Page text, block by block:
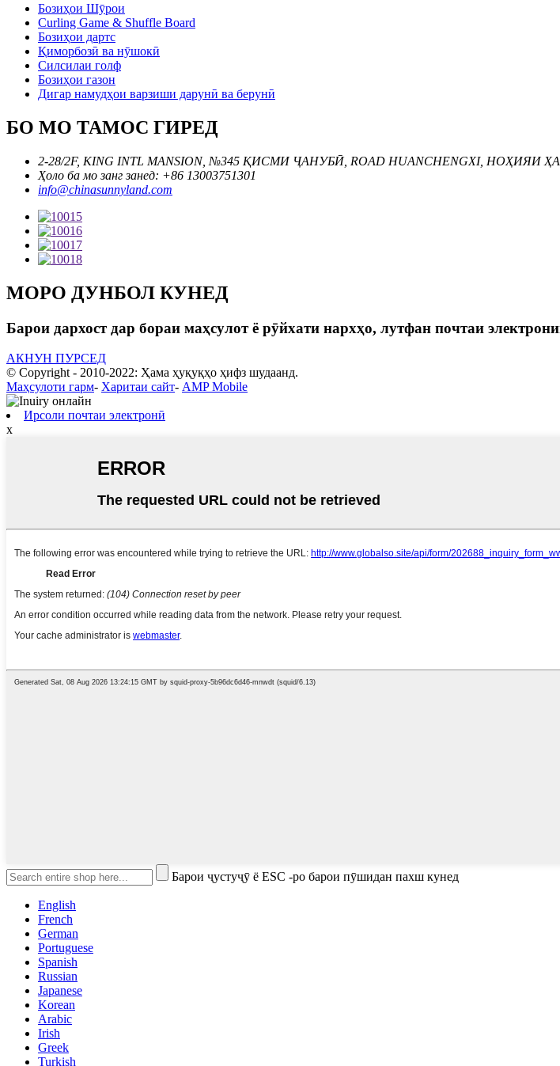
Бозиҳои Шӯрои
Curling Game & Shuffle Board
Бозиҳои дартс
Қиморбозӣ ва нӯшокӣ
Силсилаи голф
Бозиҳои газон
Дигар намудҳои варзиши дарунӣ ва берунӣ
БО МО ТАМОС ГИРЕД
2-28/2F, KING INTL MANSION, №345 ҚИСМИ ҶАНУБӢ, ROAD HUANCHENGXI,
Ҳоло ба мо занг занед: +86 13003751301
info@chinasunnyland.com
МОРО ДУНБОЛ КУНЕД
Барои дархост дар бораи маҳсулот ё рӯйхати нархҳо, лутфан почтаи
АКНУН ПУРСЕД
© Copyright - 2010-2022: Ҳама ҳуқуқҳо ҳифз шудаанд.
Маҳсулоти гарм- Харитаи сайт- AMP Mobile
Ирсоли почтаи электронӣ
x
Барои ҷустуҷӯ ё ESC -ро барои пӯшидан пахш кунед
English
French
German
Portuguese
Spanish
Russian
Japanese
Korean
Arabic
Irish
Greek
Turkish